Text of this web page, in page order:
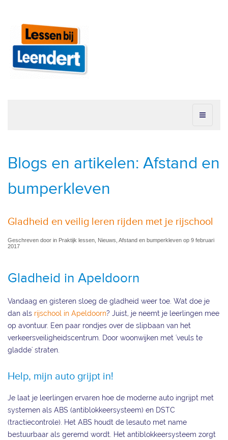
Blogs en artikelen: Afstand en
bumperkleven
Gladheid en veilig leren rijden met je rijschool
Geschreven door in Praktijk lessen, Nieuws, Afstand en bumperkleven op 9 februari
2017
Gladheid in Apeldoorn
Vandaag en gisteren sloeg de gladheid weer toe. Wat doe je
dan als rijschool in Apeldoorn? Juist, je neemt je leerlingen mee
op avontuur. Een paar rondjes over de slipbaan van het
verkeersveiligheidscentrum. Door woonwijken met 'veuls te
gladde' straten.
Help, mijn auto grijpt in!
Je laat je leerlingen ervaren hoe de moderne auto ingrijpt met
systemen als ABS (antiblokkeersysteem) en DSTC
(tractiecontrole). Het ABS houdt de lesauto met name
bestuurbaar als geremd wordt. Het antiblokkeersysteem zorgt